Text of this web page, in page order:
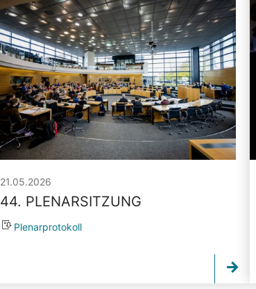
21.05.2026
44. PLENARSITZUNG
Plenarprotokoll